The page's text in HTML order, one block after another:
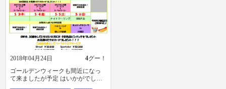
2018年04月24日 4グー！
ゴールデンウィークも間近になっ
て来ましたが予定 はいかがでしょ